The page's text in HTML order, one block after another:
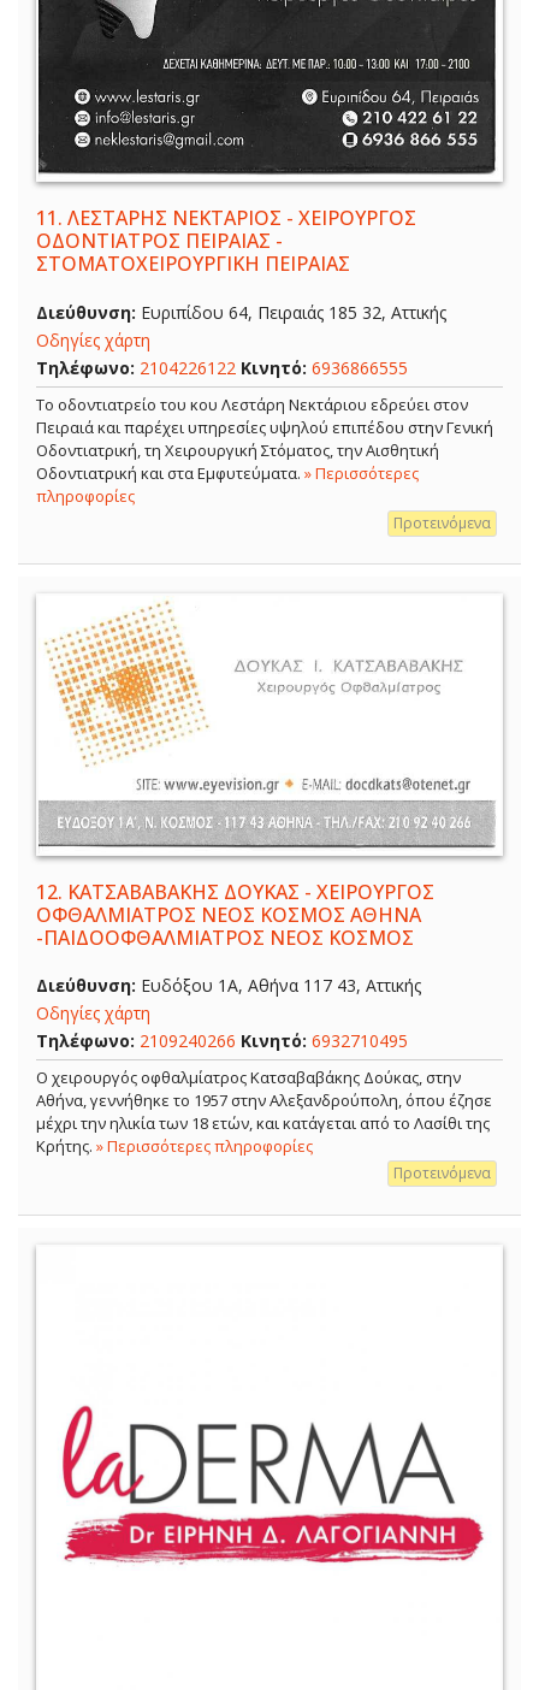
11. ΛΕΣΤΑΡΗΣ ΝΕΚΤΑΡΙΟΣ - ΧΕΙΡΟΥΡΓΟΣ
ΟΔΟΝΤΙΑΤΡΟΣ ΠΕΙΡΑΙΑΣ -
ΣΤΟΜΑΤΟΧΕΙΡΟΥΡΓΙΚΗ ΠΕΙΡΑΙΑΣ
Διεύθυνση: Ευριπίδου 64, Πειραιάς 185 32, Αττικής
Οδηγίες χάρτη
Τηλέφωνο: 2104226122 Κινητό: 6936866555
Το οδοντιατρείο του κου Λεστάρη Νεκτάριου εδρεύει στον
Πειραιά και παρέχει υπηρεσίες υψηλού επιπέδου στην Γενική
Οδοντιατρική, τη Χειρουργική Στόματος, την Αισθητική
Οδοντιατρική και στα Εμφυτεύματα. » Περισσότερες
πληροφορίες
Προτεινόμενα
12. ΚΑΤΣΑΒΑΒΑΚΗΣ ΔΟΥΚΑΣ - ΧΕΙΡΟΥΡΓΟΣ
ΟΦΘΑΛΜΙΑΤΡΟΣ ΝΕΟΣ ΚΟΣΜΟΣ ΑΘΗΝΑ
-ΠΑΙΔΟΟΦΘΑΛΜΙΑΤΡΟΣ ΝΕΟΣ ΚΟΣΜΟΣ
Διεύθυνση: Ευδόξου 1Α, Αθήνα 117 43, Αττικής
Οδηγίες χάρτη
Τηλέφωνο: 2109240266 Κινητό: 6932710495
Ο χειρουργός οφθαλμίατρος Κατσαβαβάκης Δούκας, στην
Αθήνα, γεννήθηκε το 1957 στην Αλεξανδρούπολη, όπου έζησε
μέχρι την ηλικία των 18 ετών, και κατάγεται από το Λασίθι της
Κρήτης. » Περισσότερες πληροφορίες
Προτεινόμενα